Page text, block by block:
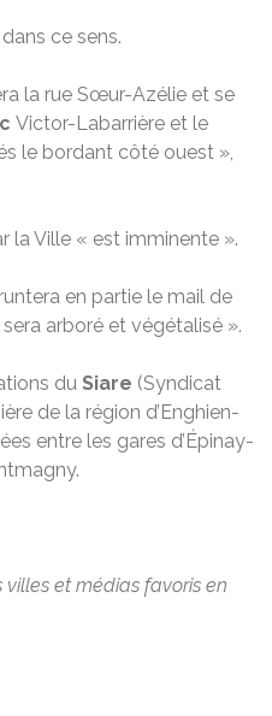
ce sens.
la rue Sœur-Azélie et se
Victor-Labarrière et le
le bordant côté ouest »,
la Ville « est imminente ».
en partie le mail de
sera arboré et végétalisé ».
du Siare (Syndicat
de la région d’Enghien-
entre les gares d’Épinay-
villes et médias favoris en